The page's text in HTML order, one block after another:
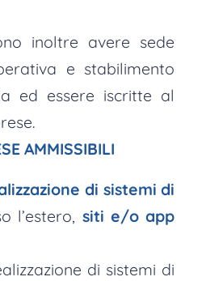
inoltre avere sede
e stabilimento
ed essere iscritte al
AMMISSIBILI
di sistemi di
l’estero, siti e/o app
di sistemi di